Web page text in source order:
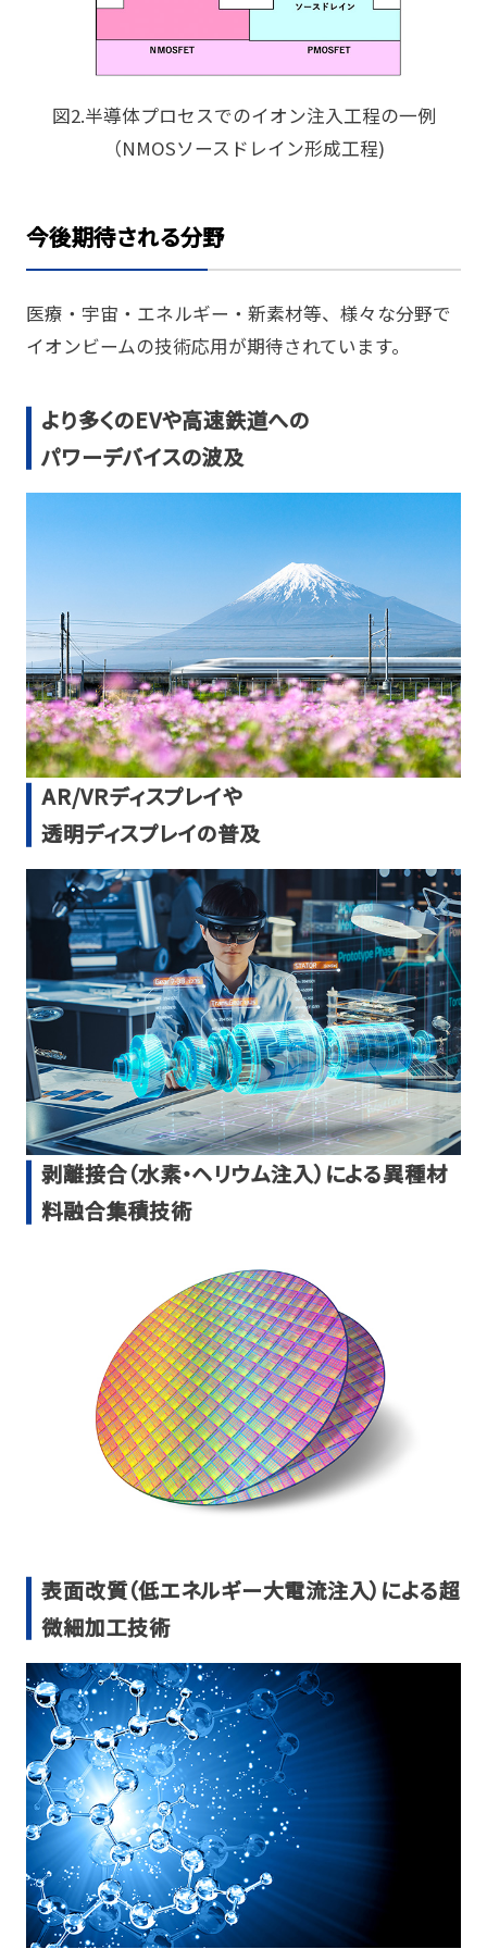
図2.半導体プロセスでのイオン注入工程の一例
（NMOSソースドレイン形成工程)
今後期待される分野
医療・宇宙・エネルギー・新素材等、様々な分野で
イオンビームの技術応用が期待されています。
より多くのEVや高速鉄道への
パワーデバイスの波及
AR/VＲディスプレイや
透明ディスプレイの普及
剥離接合（水素・ヘリウム注入）による異種材
料融合集積技術
表面改質（低エネルギー大電流注入）による超
微細加工技術